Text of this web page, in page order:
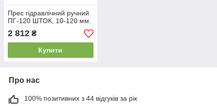
Прес гідравлічний ручний
ПГ-120 ШТОК, 10-120 мм.
2 812 ₴
Купити
Про нас
100% позитивних з 44 відгуків за рік